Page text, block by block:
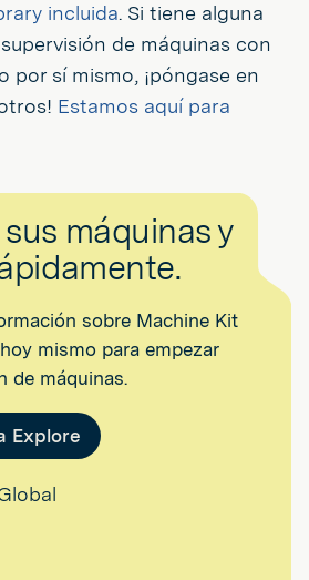
incluida. Si tiene alguna
de máquinas con
por sí mismo, ¡póngase en
Estamos aquí para
máquinas y
sobre Machine Kit
mismo para empezar
de máquinas.
Explore